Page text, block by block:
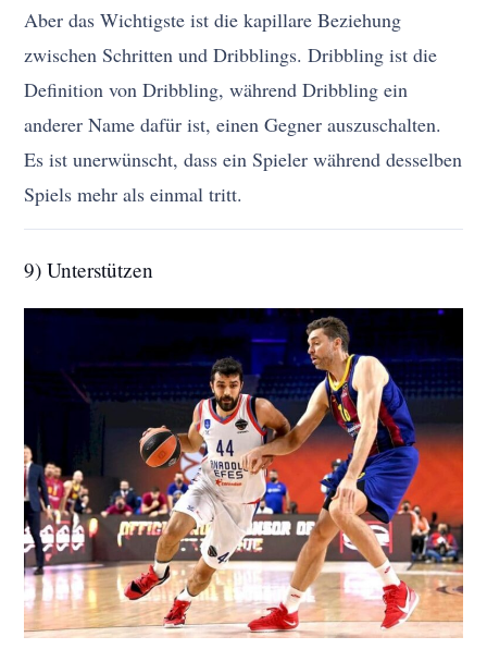
Aber das Wichtigste ist die kapillare Beziehung
zwischen Schritten und Dribblings. Dribbling ist die
Definition von Dribbling, während Dribbling ein
anderer Name dafür ist, einen Gegner auszuschalten.
Es ist unerwünscht, dass ein Spieler während desselben
Spiels mehr als einmal tritt.
9) Unterstützen